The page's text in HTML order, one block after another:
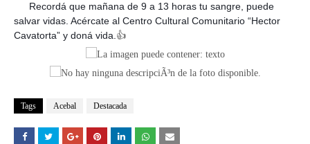
Recordá que mañana de 9 a 13 horas tu sangre, puede
salvar vidas. Acércate al Centro Cultural Comunitario “Hector
Cavatorta” y doná vida. 👍
Tags Acebal Destacada